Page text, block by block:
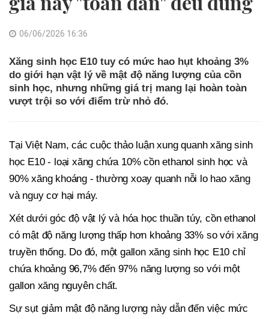
06/06/2026 16:36
Xăng sinh học E10 tuy có mức hao hụt khoảng 3%
do giới hạn vật lý về mật độ năng lượng của cồn
sinh học, nhưng những giá trị mang lại hoàn toàn
vượt trội so với điểm trừ nhỏ đó.
Tại Việt Nam, các cuộc thảo luận xung quanh xăng sinh
học E10 - loại xăng chứa 10% cồn ethanol sinh học và
90% xăng khoáng - thường xoay quanh nỗi lo hao xăng
và nguy cơ hại máy.
Xét dưới góc độ vật lý và hóa học thuần túy, cồn ethanol
có mật độ năng lượng thấp hơn khoảng 33% so với xăng
truyền thống. Do đó, một gallon xăng sinh học E10 chỉ
chứa khoảng 96,7% đến 97% năng lượng so với một
gallon xăng nguyên chất.
Sự sụt giảm mật độ năng lượng này dẫn đến việc mức